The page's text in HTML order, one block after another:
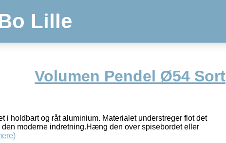
Lille
Volumen Pendel Ø54 Sort
i holdbart og råt aluminium. Materialet understreger flot det
moderne indretning.Hæng den over spisebordet eller